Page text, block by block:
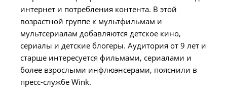
интернет и потребления контента. В этой
возрастной группе к мультфильмам и
мультсериалам добавляются детское кино,
сериалы и детские блогеры. Аудитория от 9 лет и
старше интересуется фильмами, сериалами и
более взрослыми инфлюэнсерами, пояснили в
пресс-службе Wink.